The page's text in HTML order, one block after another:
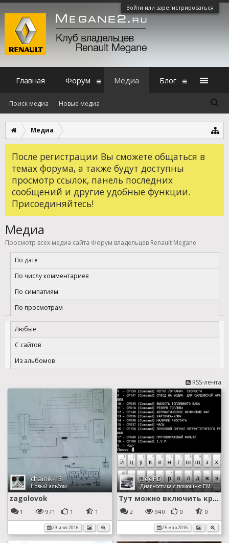
Войти или зарегистрироваться
Медиа
После регистрации Вы сможете общаться в
темах форума, а также будут доступны
просмотр ссылок, панель последних
сообщений и другие удобные функции.
Присоединяйтесь!
Медиа
Просмотр всех медиа сайта Форум владельцев Renault Megane
По дате
По числу комментариев
По симпатиям
По просмотрам
Любые
С сайтов
Из альбомов
RSS-лента
chainik-13
Новый альбом
zagolovok
1 971 1 1
29 июл 2016
DeePD
Диагностика с помощью EML327
Тут можно включить круиз и сменить язык на приборке
2 940 0 0
25 мар 2016
Главная Форум Медиа
Поиск медиа Новые медиа
Блог